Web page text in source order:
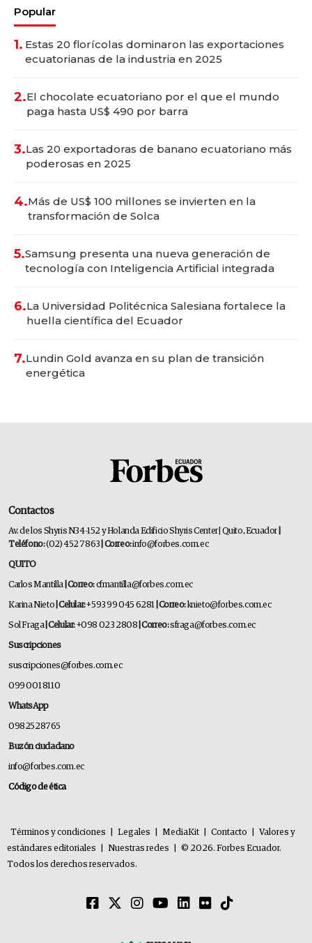
Popular
1. Estas 20 florícolas dominaron las exportaciones
ecuatorianas de la industria en 2025
2.El chocolate ecuatoriano por el que el mundo
paga hasta US$ 490 por barra
3.Las 20 exportadoras de banano ecuatoriano más
poderosas en 2025
4.Más de US$ 100 millones se invierten en la
transformación de Solca
5.Samsung presenta una nueva generación de
tecnología con Inteligencia Artificial integrada
6.La Universidad Politécnica Salesiana fortalece la
huella científica del Ecuador
7.Lundin Gold avanza en su plan de transición
energética
Contactos
Av. de los Shyris N34-152 y Holanda Edificio Shyris Center | Quito, Ecuador
Teléfono:(02) 452 7863 | Correo:info@forbes.com.ec
QUITO
Carlos Mantilla | Correo:cfmantilla@forbes.com.ec
Karina Nieto | Celular:+593 99 045 6281 | Correo:knieto@forbes.com.ec
Sol Fraga| Celular:+098 023 2808 | Correo:sfraga@forbes.com.ec
Suscripciones
suscripciones@forbes.com.ec
099 001 8110
WhatsApp
0982528765
Buzón ciudadano
info@forbes.com.ec
Código de ética
Términos y condiciones Legales MediaKit Contacto
Valores y
estándares editoriales
Nuestras redes
© 2026. Forbes Ecuador.
Todos los derechos reservados.